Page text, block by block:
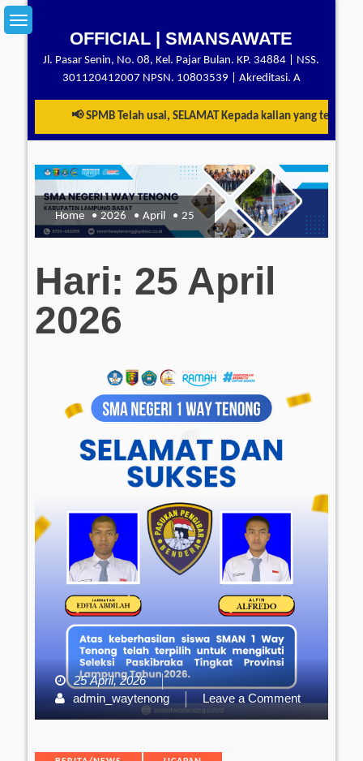
Skip
to
OFFICIAL | SMANSAWATE
Jl. Pasar Senin, No. 08, Kel. Pajar Bulan. KP. 34884 | NSS.
301120412007 NPSN. 10803539 | Akreditasi. A
📢 SPMB Telah usai, SELAMAT Kepada kalian yang telah
Home 2026 April 25
Hari: 25 April
2026
25 April, 2026
admin_waytenong
Leave a Commenton
Selamat